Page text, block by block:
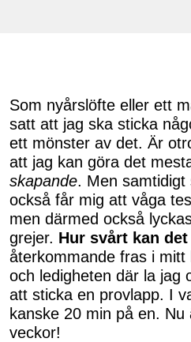
Som nyårslöfte eller ett
satt att jag ska sticka
ett mönster av det. Är
att jag kan göra det
skapande. Men
också får mig att våga
men därmed också
grejer. Hur svårt kan det
återkommande fras i mitt
och ledigheten där la jag
att sticka en provlapp. I
kanske 20 min på en. Nu
veckor!